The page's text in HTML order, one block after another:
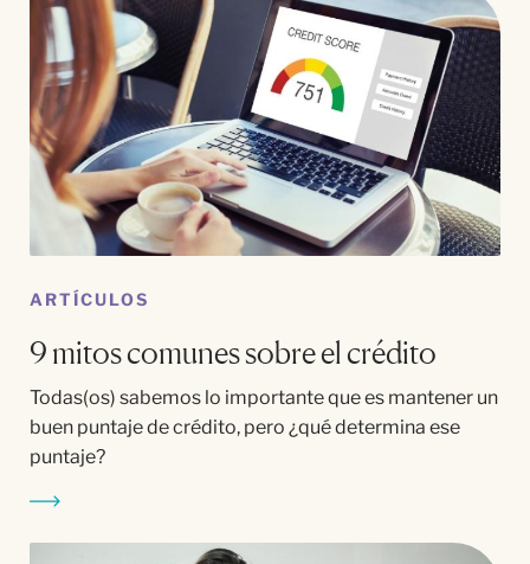
ARTÍCULOS
9 mitos comunes sobre el crédito
Todas(os) sabemos lo importante que es mantener un
buen puntaje de crédito, pero ¿qué determina ese
puntaje?